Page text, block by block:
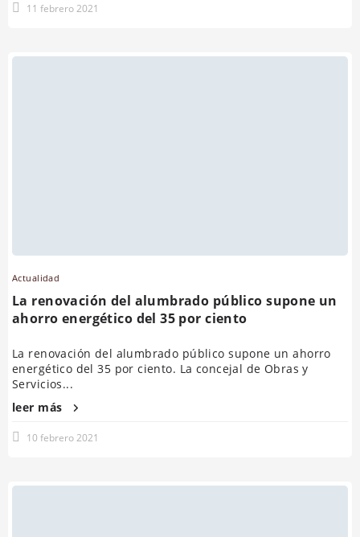
11 febrero 2021
Actualidad
La renovación del alumbrado público supone un
ahorro energético del 35 por ciento
La renovación del alumbrado público supone un ahorro
energético del 35 por ciento. La concejal de Obras y
Servicios...
leer más
10 febrero 2021